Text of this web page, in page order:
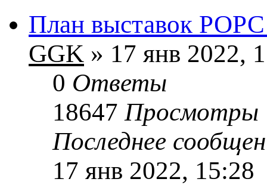
План выставок
GGK » 17 янв 2022,
0 Ответы
18647 Просмотры
Последнее
17 янв 2022, 15:28